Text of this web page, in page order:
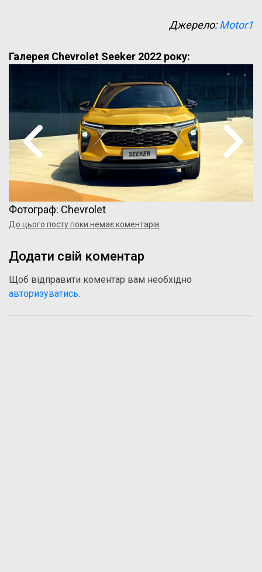
Джерело:Motor1
Галерея Chevrolet Seeker 2022 року:
Фотограф: Chevrolet
До цього посту поки немає коментарів
Додати свій коментар
Щоб відправити коментар вам необхідно
авторизуватись.